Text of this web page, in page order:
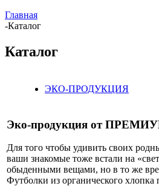
Главная
-Каталог
Каталог
ЭКО-ПРОДУКЦИЯ
Эко-продукция от
Для того чтобы удивить своих
ваши знакомые тоже встали на
обыденными вещами, но в то же
Футболки из органического хлопка